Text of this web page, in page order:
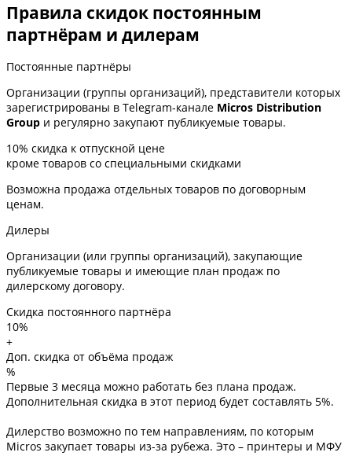
Правила скидок постоянным
партнёрам и дилерам
Постоянные партнёры
Организации (группы организаций), представители которых
зарегистрированы в Telegram-канале Micros Distribution
Group и регулярно закупают публикуемые товары.
10% скидка к отпускной цене
кроме товаров со специальными скидками
Возможна продажа отдельных товаров по договорным
ценам.
Дилеры
Организации (или группы организаций), закупающие
публикуемые товары и имеющие план продаж по
дилерскому договору.
Скидка постоянного партнёра
10%
+
Доп. скидка от объёма продаж
%
Первые 3 месяца можно работать без плана продаж.
Дополнительная скидка в этот период будет составлять 5%.
Дилерство возможно по тем направлениям, по которым
Micros закупает товары из-за рубежа. Это – принтеры и МФУ